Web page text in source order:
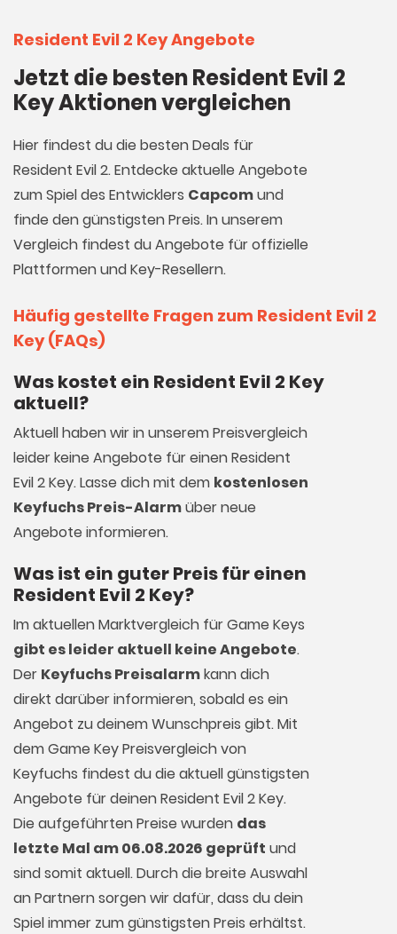
Resident Evil 2 Key Angebote
Jetzt die besten Resident Evil 2
Key Aktionen vergleichen
Hier findest du die besten Deals für
Resident Evil 2. Entdecke aktuelle Angebote
zum Spiel des Entwicklers Capcomund
finde den günstigsten Preis. In unserem
Vergleich findest du Angebote für offizielle
Plattformen und Key-Resellern.
Häufig gestellte Fragen zum Resident Evil 2
Key (FAQs)
Was kostet ein Resident Evil 2 Key
aktuell?
Aktuell haben wir in unserem Preisvergleich
leider keine Angebote für einen Resident
Evil 2 Key. Lasse dich mit dem kostenlosen
Keyfuchs Preis-Alarmüber neue
Angebote informieren.
Was ist ein guter Preis für einen
Resident Evil 2 Key?
Im aktuellen Marktvergleich fürGame Keys
gibt es leider aktuell keine Angebote.
Der Keyfuchs Preisalarmkann dich
direkt darüber informieren, sobald es ein
Angebot zu deinem Wunschpreis gibt. Mit
dem Game Key Preisvergleich von
Keyfuchs findest du die aktuell günstigsten
Angebote für deinen Resident Evil 2 Key.
Die aufgeführten Preise wurden das
letzte Mal am 06.08.2026 geprüft und
sind somit aktuell. Durch die breite Auswahl
an Partnern sorgen wir dafür, dass du dein
Spiel immer zum günstigsten Preis erhältst.